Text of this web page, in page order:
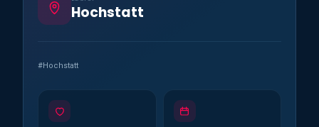
Hochstatt
#Hochstatt